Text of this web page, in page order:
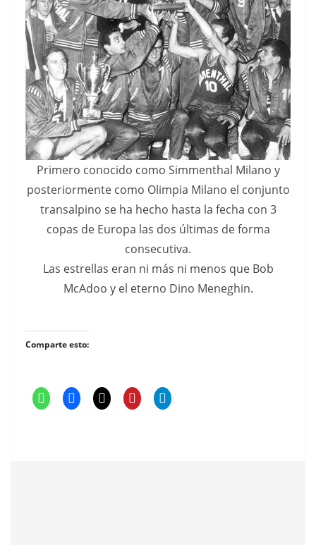
Primero conocido como Simmenthal Milano y
posteriormente como Olimpia Milano el conjunto
transalpino se ha hecho hasta la fecha con 3
copas de Europa las dos últimas de forma
consecutiva.
Las estrellas eran ni más ni menos que Bob
McAdoo y el eterno Dino Meneghin.
Comparte esto: